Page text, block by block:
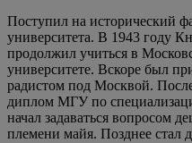
Поступил на исторический
университета. В 1943 году
продолжил учиться в
университете. Вскоре был
радистом под Москвой.
диплом МГУ по
начал задаваться вопросом
племени майя. Позднее стал